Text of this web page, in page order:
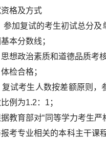
格及方式
加复试的考生初试总分及
本分数线；
想政治素质和道德品质考核
检合格；
试考生人数按差额原则，
例为1.2：1；
教育部对“同等学力考生严
考专业相关的本科主干课